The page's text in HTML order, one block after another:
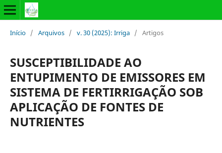
Início / Arquivos / v. 30 (2025): Irriga / Artigos
SUSCEPTIBILIDADE AO
ENTUPIMENTO DE EMISSORES EM
SISTEMA DE FERTIRRIGAÇÃO SOB
APLICAÇÃO DE FONTES DE
NUTRIENTES